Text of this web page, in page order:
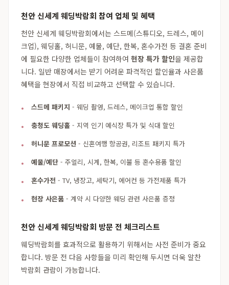
천안 신세계 웨딩박람회 참여 업체 및 혜택
천안 신세계 웨딩박람회에서는 스드메(스튜디오, 드레스, 메이
크업), 웨딩홀, 허니문, 예물, 예단, 한복, 혼수가전 등 결혼 준비
에 필요한 다양한 업체들이 참여하여 현장 특가 할인을 제공합
니다. 일반 매장에서는 받기 어려운 파격적인 할인율과 사은품
혜택을 현장에서 직접 비교하고 선택할 수 있습니다.
스드메 패키지 - 웨딩 촬영, 드레스, 메이크업 통합 할인
충청도 웨딩홀 - 지역 인기 예식장 특가 및 식대 할인
허니문 프로모션 - 신혼여행 항공권, 리조트 패키지 특가
예물/예단 - 주얼리, 시계, 한복, 이불 등 혼수용품 할인
혼수가전 - TV, 냉장고, 세탁기, 에어컨 등 가전제품 특가
현장 사은품 - 계약 시 다양한 웨딩 관련 사은품 증정
천안 신세계 웨딩박람회 방문 전 체크리스트
웨딩박람회를 효과적으로 활용하기 위해서는 사전 준비가 중요
합니다. 방문 전 다음 사항들을 미리 확인해 두시면 더욱 알찬
박람회 관람이 가능합니다.